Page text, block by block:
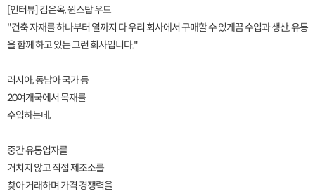
[인터뷰] 김은옥, 원스탑 우드
"건축 자재를 하나부터 열까지 다 우리 회사에서 구매할 수 있게끔 수입과 생산, 유통
을 함께 하고 있는 그런 회사입니다."
러시아, 동남아 국가 등
20여개국에서 목재를
수입하는데,
중간 유통업자를
거치지 않고 직접 제조소를
찾아 거래하며 가격 경쟁력을